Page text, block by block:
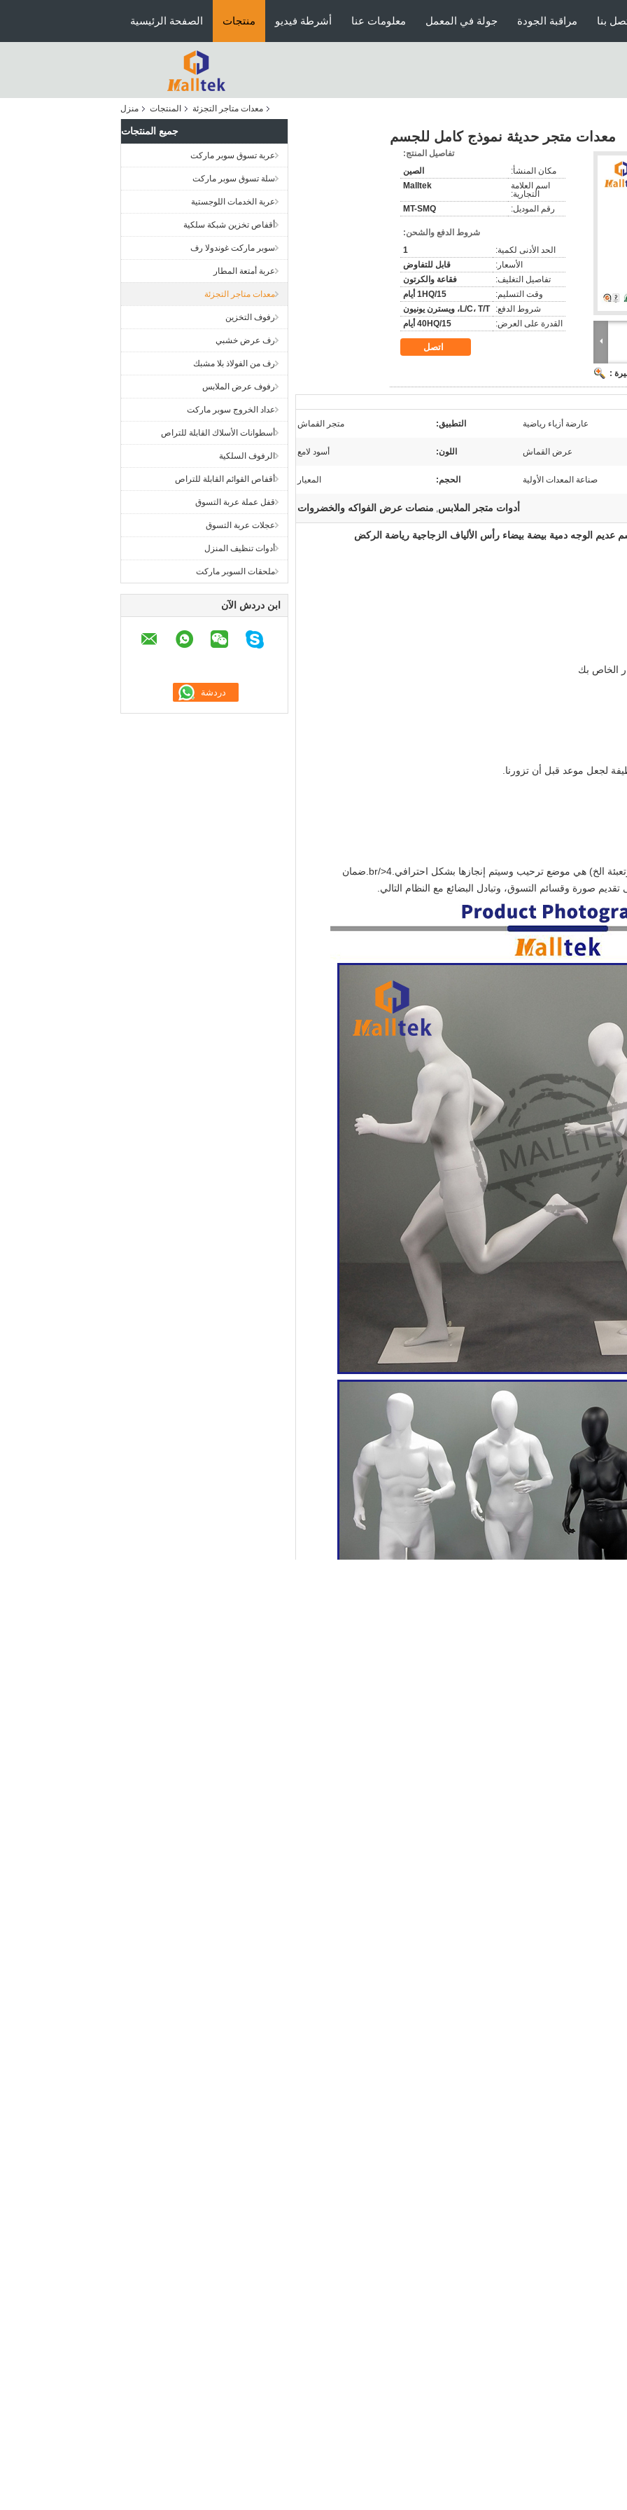
الصفحة الرئيسية منتجات أشرطة فيديو معلومات عنا جولة في المعمل مراقبة الجودة بنا
منزل المنتجات معدات متاجر التجزئة
جميع المنتجات
عربة تسوق سوبر ماركت
سلة تسوق سوبر ماركت
عربة الخدمات اللوجستية
أقفاص تخزين شبكة سلكية
سوبر ماركت غوندولا رف
عربة أمتعة المطار
معدات متاجر التجزئة
رفوف التخزين
رف عرض خشبي
رف من الفولاذ بلا مشبك
رفوف عرض الملابس
عداد الخروج سوبر ماركت
أسطوانات الأسلاك القابلة للتراص
الرفوف السلكية
أقفاص القوائم القابلة للتراص
قفل عملة عربة التسوق
عجلات عربة التسوق
أدوات تنظيف المنزل
ملحقات السوبر ماركت
ابن دردش الآن
معدات متجر حديثة نموذج كامل للجسم
:
تفاصيل المنتج:
مكان المنشأ:
الصين
اسم العلامة
التجارية:
Malltek
رقم الموديل: MT-SMQ
شروط الدفع والشحن:
الحد الأدنى لكمية:
1
الأسعار:
قابل للتفاوض
تفاصيل التغليف:
فقاعة والكرتون
وقت التسليم:
1HQ/15 أيام
شروط الدفع:
L/C، T/T، ويسترن يونيون
القدرة على العرض:
40HQ/15 أيام
اتصل
عارضة أزياء رياضية التطبيق: متجر القماش
عرض القماش اللون: أسود لامع
صناعة المعدات الأولية الحجم: المعيار
أدوات متجر الملابس, منصات عرض الفواكه والخضروات
عديم الوجه دمية بيضة بيضاء رأس الألياف الزجاجية رياضة الركض
لجعل موعد قبل أن تزورنا.
صورة وقسائم التسوق، وتبادل البضائع مع النظام التالي.